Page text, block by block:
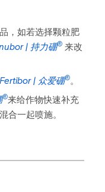
，如若选择颗粒肥
| 持力硼® 来改
Fertibor | 众爱硼®。
®来给作物快速补充
合一起喷施。